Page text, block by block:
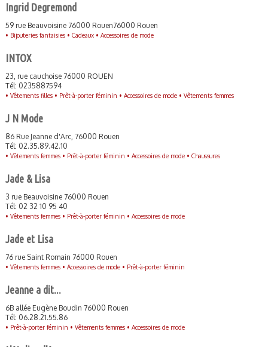
Ingrid Degremond
59 rue Beauvoisine 76000 Rouen76000 Rouen
• Bijouteries fantaisies • Cadeaux • Accessoires de mode
INTOX
23, rue cauchoise 76000 ROUEN
Tél: 0235887594
• Vêtements filles • Prêt-à-porter féminin • Accessoires de mode • Vêtements femmes
J N Mode
86 Rue Jeanne d'Arc, 76000 Rouen
Tél: 02.35.89.42.10
• Vêtements femmes • Prêt-à-porter féminin • Accessoires de mode • Chaussures
Jade & Lisa
3 rue Beauvoisine 76000 Rouen
Tél: 02 32 10 95 40
• Vêtements femmes • Prêt-à-porter féminin • Accessoires de mode
Jade et Lisa
76 rue Saint Romain 76000 Rouen
• Vêtements femmes • Accessoires de mode • Prêt-à-porter féminin
Jeanne a dit...
6B allée Eugène Boudin 76000 Rouen
Tél: 06.28.21.55.86
• Prêt-à-porter féminin • Vêtements femmes • Accessoires de mode